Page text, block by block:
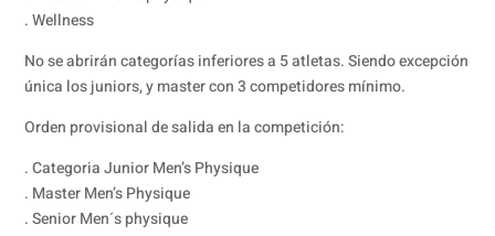
. Wellness
No se abrirán categorías inferiores a 5 atletas. Siendo excepción
única los juniors, y master con 3 competidores mínimo.
Orden provisional de salida en la competición:
. Categoria Junior Men’s Physique
. Master Men’s Physique
. Senior Men´s physique